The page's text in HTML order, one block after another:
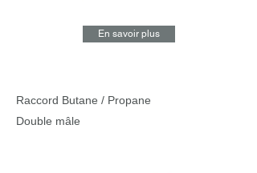
En savoir plus
Raccord Butane / Propane
Double mâle